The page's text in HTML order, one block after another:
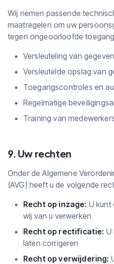
Wij nemen passende
maatregelen om uw
tegen ongeoorloofde
Versleuteling van
Versleutelde opslag van
Toegangscontroles en
Regelmatige
Training van
9. Uw rechten
Onder de Algemene
(AVG) heeft u de volgende
Recht op inzage: U kunt
wij van u verwerken
Recht op rectificatie: U
laten corrigeren
Recht op verwijdering: